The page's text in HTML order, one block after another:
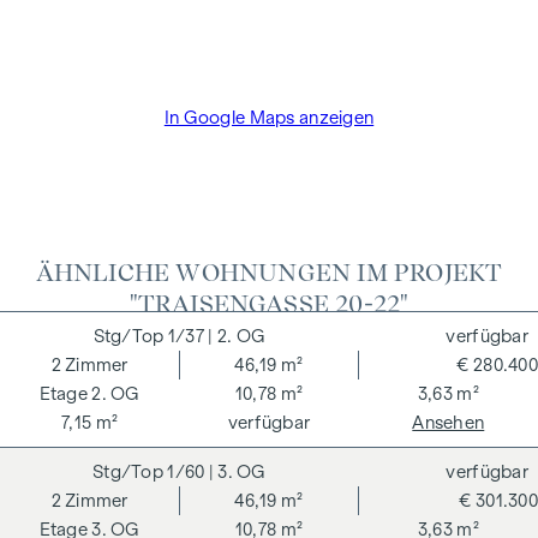
In Google Maps anzeigen
ÄHNLICHE WOHNUNGEN IM PROJEKT
"TRAISENGASSE 20-22"
1/37 | 2. OG
2. OG
2 Zimmer
46,19 m²
10,78 m²
3,63 m²
7,15 m²
€ 280.400
verfügbar
verfügbar
Ansehen
1/60 | 3. OG
3. OG
2 Zimmer
46,19 m²
10,78 m²
3,63 m²
€ 301.300
verfügbar